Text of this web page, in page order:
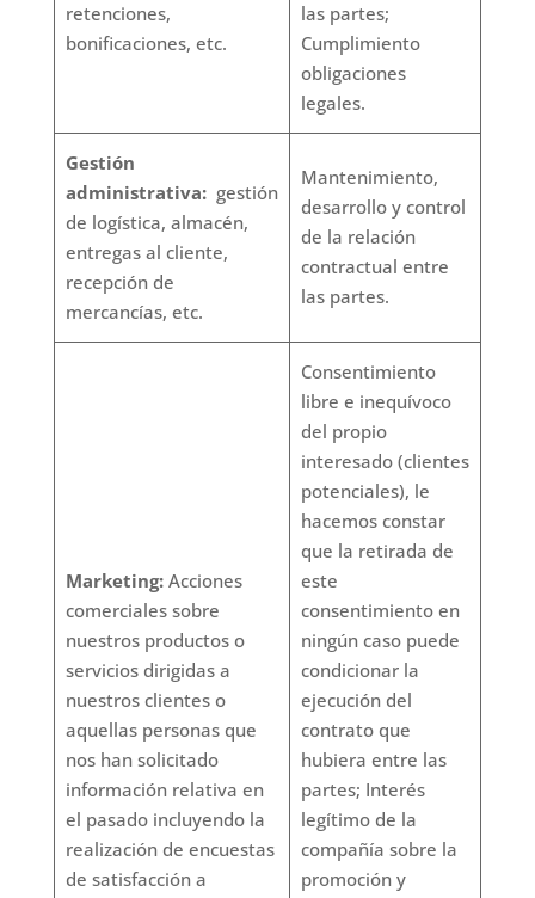
retenciones,
bonificaciones, etc.
las partes;
Cumplimiento
obligaciones
legales.
Gestión
administrativa: gestión
de logística, almacén,
entregas al cliente,
recepción de
mercancías, etc.
Mantenimiento,
desarrollo y control
de la relación
contractual entre
las partes.
Marketing: Acciones
comerciales sobre
nuestros productos o
servicios dirigidas a
nuestros clientes o
aquellas personas que
nos han solicitado
información relativa en
el pasado incluyendo la
realización de encuestas
de satisfacción a
Consentimiento
libre e inequívoco
del propio
interesado (clientes
potenciales), le
hacemos constar
que la retirada de
este
consentimiento en
ningún caso puede
condicionar la
ejecución del
contrato que
hubiera entre las
partes; Interés
legítimo de la
compañía sobre la
promoción y